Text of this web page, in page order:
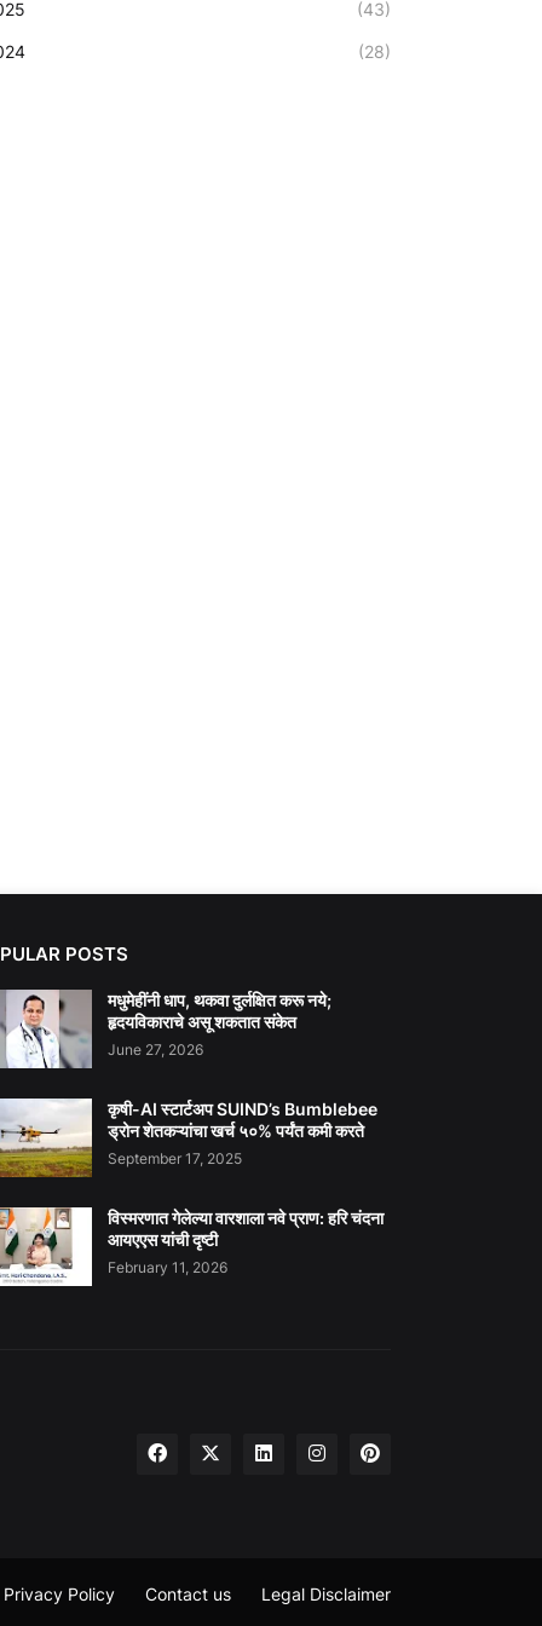
(43)
(28)
POSTS
मधुमेहींनी धाप, थकवा दुर्लक्षित करू नये;
हृदयविकाराचे असू शकतात संकेत
June 27, 2026
कृषी-AI स्टार्टअप SUIND’s Bumblebee
ड्रोन शेतकऱ्यांचा खर्च ५०% पर्यंत कमी करते
September 17, 2025
विस्मरणात गेलेल्या वारशाला नवे प्राण: हरि चंदना
आयएएस यांची दृष्टी
February 11, 2026
Privacy Policy Contact us Legal Disclaimer